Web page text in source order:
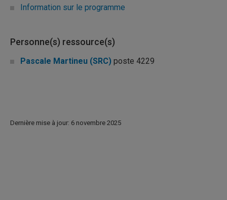
Information sur le programme
Personne(s) ressource(s)
Pascale Martineu (SRC) poste 4229
Dernière mise à jour: 6 novembre 2025